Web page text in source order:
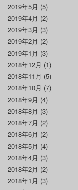
2019年5月 (5)
2019年4月 (2)
2019年3月 (3)
2019年2月 (2)
2019年1月 (3)
2018年12月 (1)
2018年11月 (5)
2018年10月 (7)
2018年9月 (4)
2018年8月 (3)
2018年7月 (2)
2018年6月 (2)
2018年5月 (4)
2018年4月 (3)
2018年2月 (2)
2018年1月 (3)